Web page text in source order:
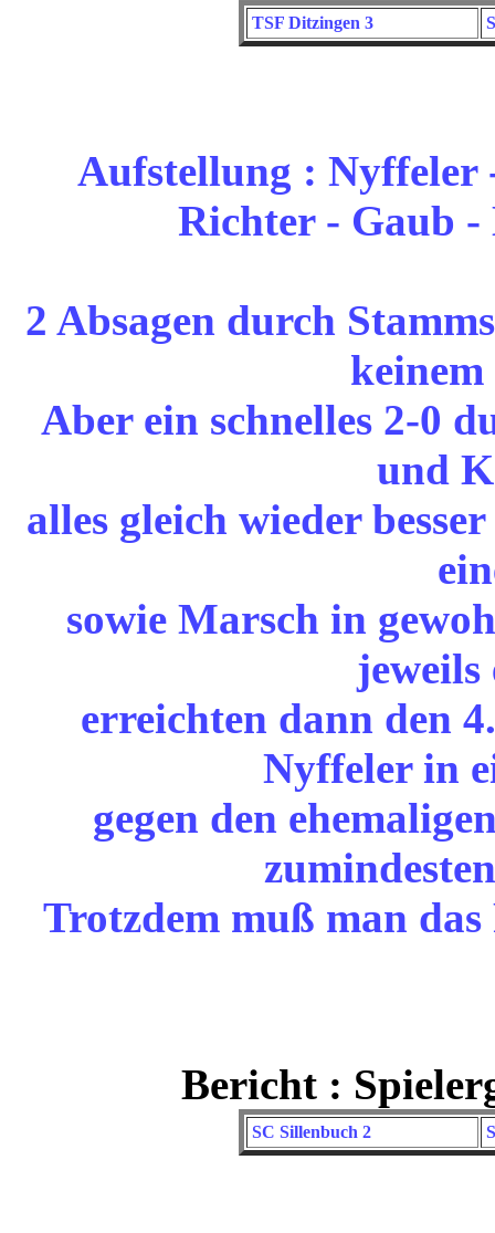
TSF Ditzingen 3
Aufstellung : Nyffeler
Richter - Gaub
2 Absagen durch
Aber ein schnelles 2-0
und
alles gleich wieder
sowie Marsch in
jeweils
erreichten dann den
Nyffeler in
gegen den
Trotzdem muß man
Bericht :
SC Sillenbuch 2